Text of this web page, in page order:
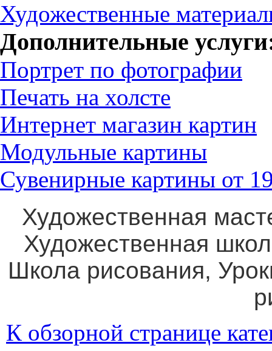
Художественные
Дополнительные
Портрет по фотографии
Печать на холсте
Интернет магазин картин
Модульные картины
Сувенирные картины от
Художественная
Художественная
Школа рисования,
К обзорной странице